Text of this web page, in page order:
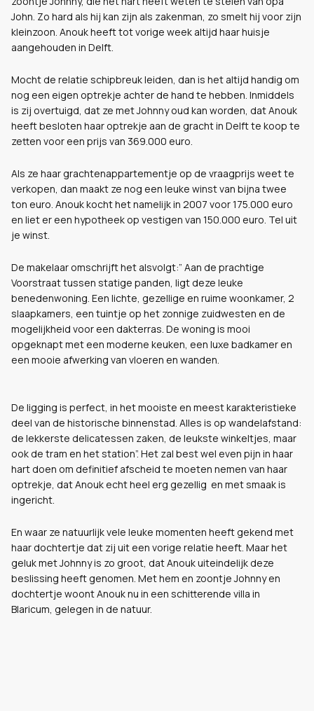
John. Zo hard als hij kan zijn als zakenman, zo smelt hij voor zijn
kleinzoon. Anouk heeft tot vorige week altijd haar huisje
aangehouden in Delft.
Mocht de relatie schipbreuk leiden, dan is het altijd handig om
nog een eigen optrekje achter de hand te hebben. Inmiddels
is zij overtuigd, dat ze met Johnny oud kan worden, dat Anouk
heeft besloten haar optrekje aan de gracht in Delft te koop te
zetten voor een prijs van 369.000 euro.
Als ze haar grachtenappartementje op de vraagprijs weet te
verkopen, dan maakt ze nog een leuke winst van bijna twee
ton euro. Anouk kocht het namelijk in 2007 voor 175.000 euro
en liet er een hypotheek op vestigen van 150.000 euro. Tel uit
je winst.
De makelaar omschrijft het alsvolgt:” Aan de prachtige
Voorstraat tussen statige panden, ligt deze leuke
benedenwoning. Een lichte, gezellige en ruime woonkamer, 2
slaapkamers, een tuintje op het zonnige zuidwesten en de
mogelijkheid voor een dakterras. De woning is mooi
opgeknapt met een moderne keuken, een luxe badkamer en
een mooie afwerking van vloeren en wanden.
De ligging is perfect, in het mooiste en meest karakteristieke
deel van de historische binnenstad. Alles is op wandelafstand:
de lekkerste delicatessen zaken, de leukste winkeltjes, maar
ook de tram en het station”. Het zal best wel even pijn in haar
hart doen om definitief afscheid te moeten nemen van haar
optrekje, dat Anouk echt heel erg gezellig en met smaak is
ingericht.
En waar ze natuurlijk vele leuke momenten heeft gekend met
haar dochtertje dat zij uit een vorige relatie heeft. Maar het
geluk met Johnny is zo groot, dat Anouk uiteindelijk deze
beslissing heeft genomen. Met hem en zoontje Johnny en
dochtertje woont Anouk nu in een schitterende villa in
Blaricum, gelegen in de natuur.